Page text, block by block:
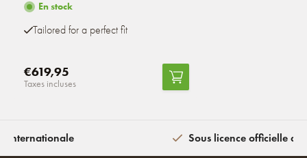
En stock
Tailored for a perfect fit
€619,95
Taxes incluses
internationale Sous licence officielle